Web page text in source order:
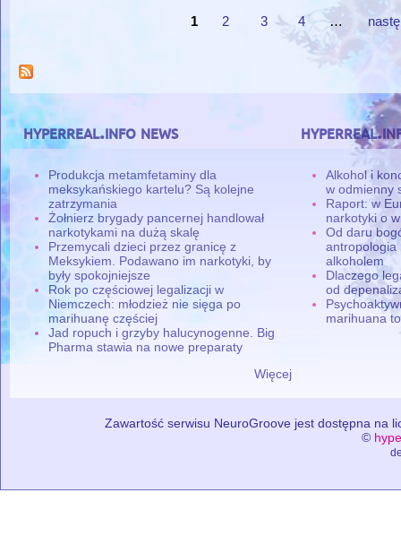
1 2 3 4 …
hyperreal.info news
Produkcja metamfetaminy dla
meksykańskiego kartelu? Są kolejne
zatrzymania
Żołnierz brygady pancernej handlował
narkotykami na dużą skalę
Przemycali dzieci przez granicę z
Meksykiem. Podawano im narkotyki, by
były spokojniejsze
Rok po częściowej legalizacji w
Niemczech: młodzież nie sięga po
marihuanę częściej
Jad ropuch i grzyby halucynogenne. Big
Pharma stawia na nowe preparaty
Więcej
Alkohol i
w odmienny
Raport: w
narkotyki o
Od daru
antropologia
alkoholem
Dlaczego
od
marihuana
Zawartość serwisu NeuroGroove jest dostępna na
©